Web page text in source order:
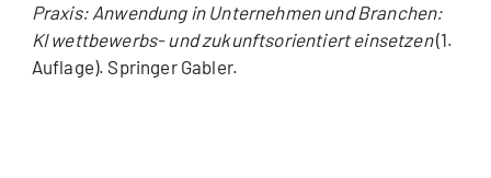
Praxis: Anwendung in Unternehmen und Branchen:
KI wettbewerbs- und zukunftsorientiert einsetzen(1.
Auflage). Springer Gabler.